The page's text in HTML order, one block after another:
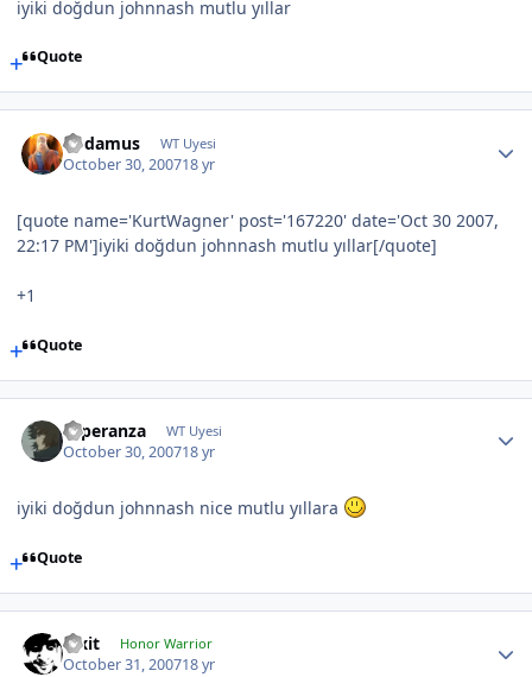
iyiki doğdun johnnash mutlu yıllar
Quote
Rodamus WT Uyesi
October 30, 200718 yr
[quote name='KurtWagner' post='167220' date='Oct 30 2007,
22:17 PM']iyiki doğdun johnnash mutlu yıllar[/quote]
+1
Quote
Esperanza WT Uyesi
October 30, 200718 yr
iyiki doğdun johnnash nice mutlu yıllara
Quote
Pixit Honor Warrior
October 31, 200718 yr